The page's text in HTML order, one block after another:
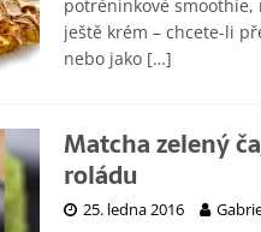
potréninkové smoothie,
ještě krém – chcete-li
nebo jako […]
Matcha zelený
roládu
25. ledna 2016